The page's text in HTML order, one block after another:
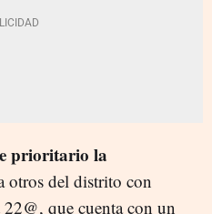
prioritario la
otros del distrito con
que cuenta con un